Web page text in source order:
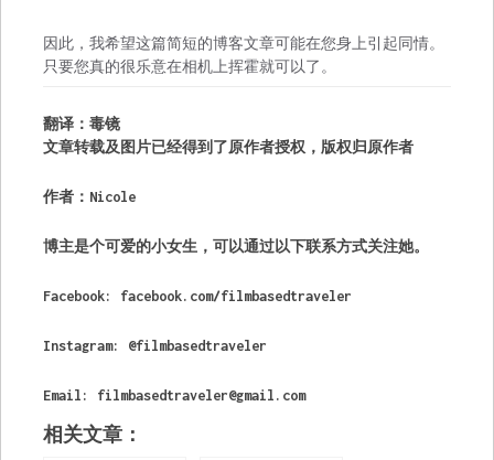
因此，我希望这篇简短的博客文章可能在您身上引起同情。
只要您真的很乐意在相机上挥霍就可以了。
翻译：毒镜
文章转载及图片已经得到了原作者授权，版权归原作者
作者：Nicole
博主是个可爱的小女生，可以通过以下联系方式关注她。
Facebook: facebook.com/filmbasedtraveler
Instagram: @filmbasedtraveler
Email: filmbasedtraveler@gmail.com
相关文章：